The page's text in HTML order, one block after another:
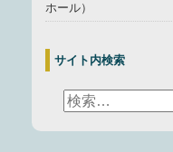
ホール）
サイト内検索